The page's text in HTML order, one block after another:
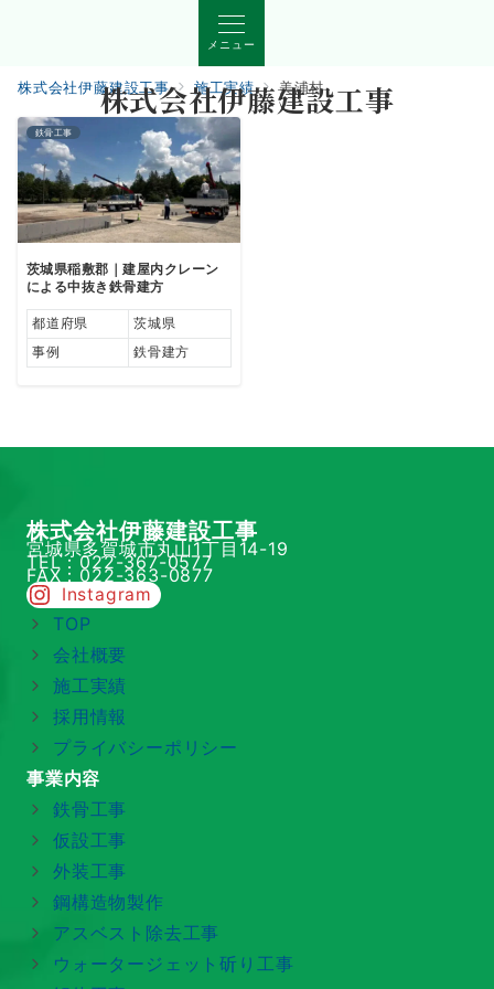
メニュー
株式会社伊藤建設工事
株式会社伊藤建設工事 施工実績 美浦村
鉄骨工事
茨城県稲敷郡｜建屋内クレーン
による中抜き鉄骨建方
都道府県
茨城県
事例
鉄骨建方
株式会社伊藤建設工事
宮城県多賀城市丸山1丁目14-19
TEL：022-367-0577
FAX：022-363-0877
Instagram
TOP
会社概要
施工実績
採用情報
プライバシーポリシー
事業内容
鉄骨工事
仮設工事
外装工事
鋼構造物製作
アスベスト除去工事
ウォータージェット斫り工事